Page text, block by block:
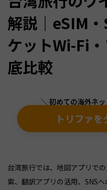
解説｜eSIM
ケットWi-Fi
底比較
＼ 初めての海外ネ
トリファ
台湾旅行では、地図アプリで
索、翻訳アプリの活用、SNS